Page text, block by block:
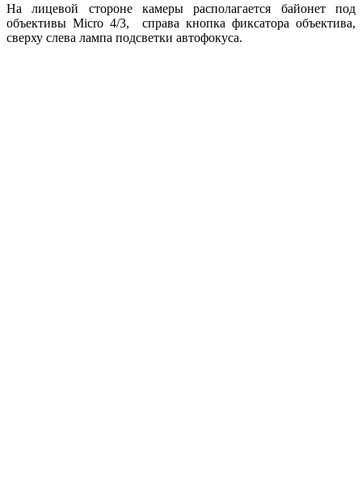
На лицевой стороне камеры располагается байонет под
объективы Micro 4/3, справа кнопка фиксатора объектива,
сверху слева лампа подсветки автофокуса.